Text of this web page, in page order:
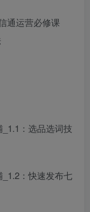
：选品选词技
：快速发布七